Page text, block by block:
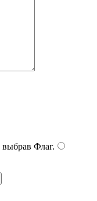
выбрав Флаг.